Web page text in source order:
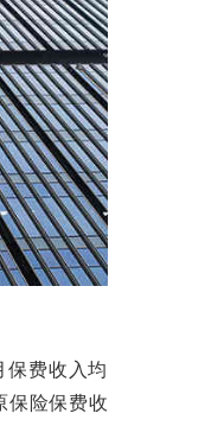
费收入均
保险保费收